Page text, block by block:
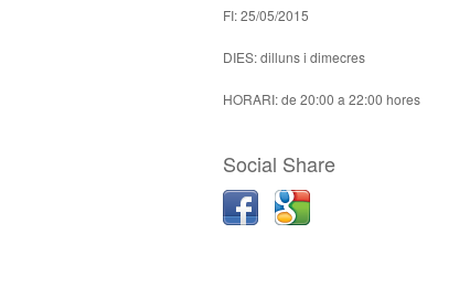
FI: 25/05/2015
DIES: dilluns i dimecres
HORARI: de 20:00 a 22:00 hores
Social Share